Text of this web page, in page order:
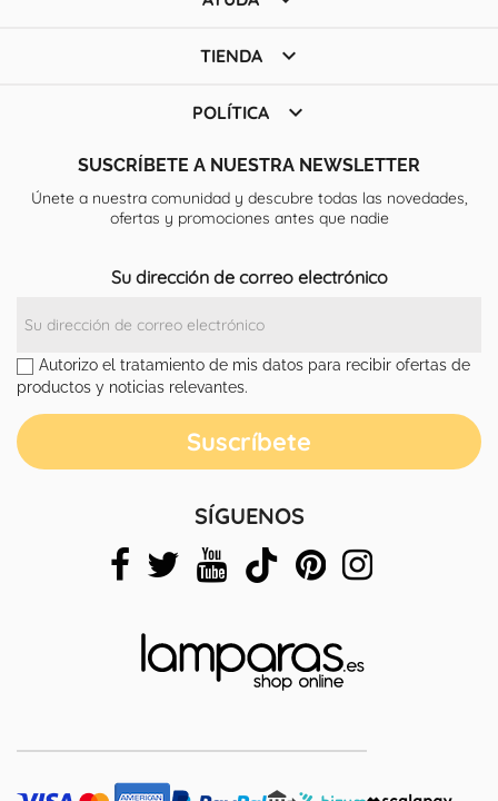
TIENDA 
POLÍTICA 
SUSCRÍBETE A NUESTRA NEWSLETTER
Únete a nuestra comunidad y descubre todas las novedades,
ofertas y promociones antes que nadie
Su dirección de correo electrónico
Autorizo el tratamiento de mis datos para recibir ofertas de
productos y noticias relevantes.
SÍGUENOS